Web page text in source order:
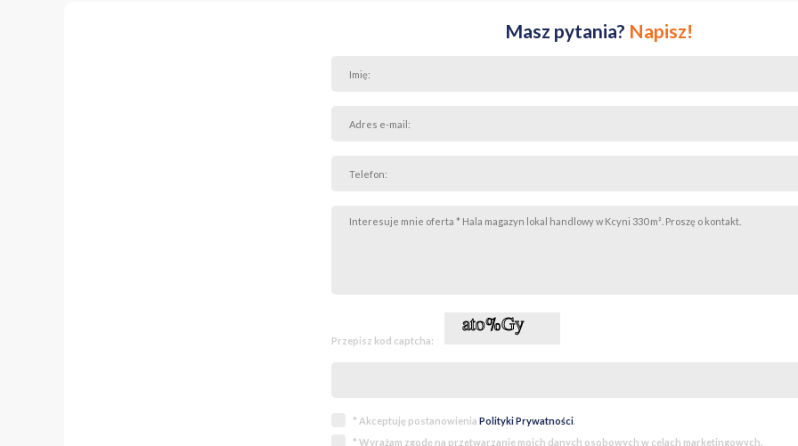
Masz pytania? Napisz!
Przepisz kod captcha:
* Akceptuję postanowienia Polityki Prywatności.
* Wyrażam zgodę na przetwarzanie moich danych osobowych w celach marketingowych.